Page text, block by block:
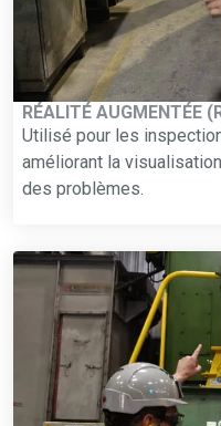
RÉALITÉ AUGMENTÉE
Utilisé pour les
améliorant la
des problèmes.